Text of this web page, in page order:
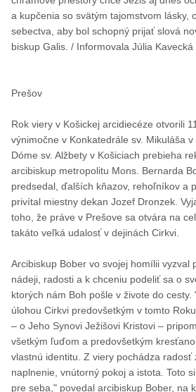
a kupčenia so svätým tajomstvom lásky,
sebectva, aby bol schopný prijať slová
biskup Galis. / Informovala Júlia Kavecká
Prešov
Rok viery v Košickej arcidiecéze otvorili
výnimočne v Konkatedrále sv. Mikuláša
Dóme sv. Alžbety v Košiciach prebieha
arcibiskup metropolitu Mons. Bernarda
predsedal, ďalších kňazov, rehoľníkov a
privítal miestny dekan Jozef Dronzek.
toho, že práve v Prešove sa otvára na
takáto veľká udalosť v dejinách Cirkvi.
Arcibiskup Bober vo svojej homílii vyzval
nádeji, radosti a k chceniu podeliť sa o
ktorých nám Boh pošle v živote do
úlohou Cirkvi predovšetkým v tomto
– o Jeho Synovi Ježišovi Kristovi –
všetkým ľuďom a predovšetkým
vlastnú identitu. Z viery pochádza radosť
naplnenie, vnútorný pokoj a istota. Toto
pre seba," povedal arcibiskup Bober, na